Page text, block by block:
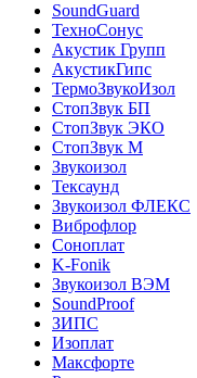
SoundGuard
ТехноСонус
Акустик Групп
АкустикГипс
ТермоЗвукоИзол
СтопЗвук БП
СтопЗвук ЭКО
СтопЗвук М
Звукоизол
Тексаунд
Звукоизол ФЛЕКС
Виброфлор
Соноплат
K-Fonik
Звукоизол ВЭМ
SoundProof
ЗИПС
Изоплат
Максфорте